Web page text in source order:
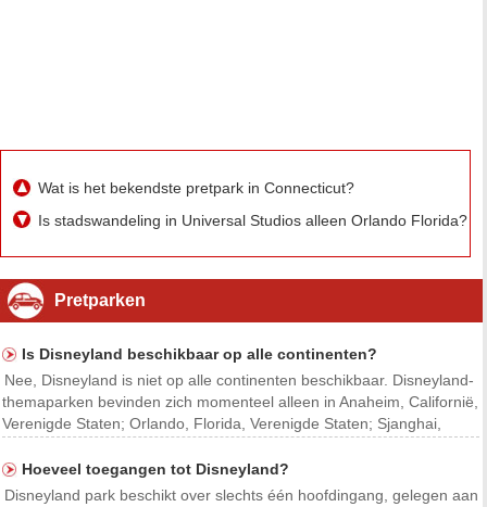
Wat is het bekendste pretpark in Connecticut?
Is stadswandeling in Universal Studios alleen Orlando Florida?
Pretparken
Is Disneyland beschikbaar op alle continenten?
Nee, Disneyland is niet op alle continenten beschikbaar. Disneyland-
themaparken bevinden zich momenteel alleen in Anaheim, Californië,
Verenigde Staten; Orlando, Florida, Verenigde Staten; Sjanghai,
Hoeveel toegangen tot Disneyland?
Disneyland park beschikt over slechts één hoofdingang, gelegen aan